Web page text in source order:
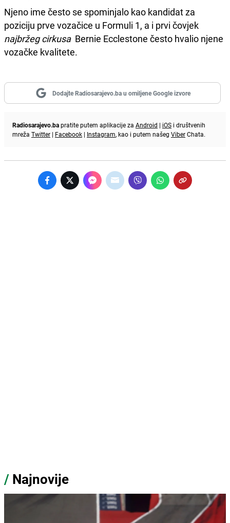
Njeno ime često se spominjalo kao kandidat za
poziciju prve vozačice u Formuli 1, a i prvi čovjek
najbržeg cirkusa Bernie Ecclestone često hvalio njene
vozačke kvalitete.
Dodajte Radiosarajevo.ba u omiljene Google izvore
Radiosarajevo.bapratite putem aplikacije za Android | iOS i društvenih
mreža Twitter | Facebook | Instagram, kao i putem našeg ViberChata.
/ Najnovije